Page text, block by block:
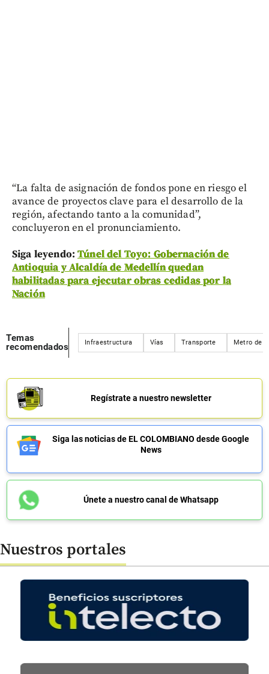
“La falta de asignación de fondos pone en riesgo el
avance de proyectos clave para el desarrollo de la
región, afectando tanto a la comunidad”,
concluyeron en el pronunciamiento.
Siga leyendo:Túnel del Toyo: Gobernación de
Antioquia y Alcaldía de Medellín quedan
habilitadas para ejecutar obras cedidas por la
Nación
Temas
recomendados
Infraestructura Vías Transporte Metro de
Regístrate a nuestro newsletter
Siga las noticias de EL COLOMBIANO desde Google
News
Únete a nuestro canal de Whatsapp
Nuestros portales